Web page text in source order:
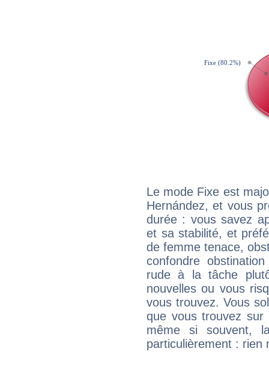
Le mode Fixe est
Hernández, et vous
durée : vous savez
et sa stabilité, et
de femme tenace,
confondre
rude à la tâche
nouvelles ou vous
vous trouvez. Vous
que vous trouvez
même si souvent,
particulièrement : rien